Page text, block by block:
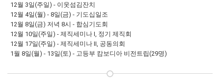
12월 3일(주일) - 이웃섬김잔치
12월 4일(월) - 8일(금) - 기도십일조
12월 8일(금) 저녁 8시 - 합심기도회
12월 10일(주일) - 제직세미나 Ⅰ, 정기 제직회
12월 17일(주일) - 제직세미나 Ⅱ, 공동의회
1월 8일(월) - 13일(토) - 고등부 캄보디아 비전트립(29명)